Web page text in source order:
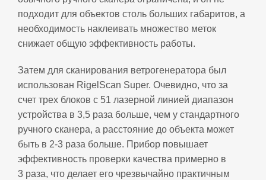
подходит для объектов столь больших габаритов, а
необходимость наклеивать множество меток
снижает общую эффективность работы.
Затем для сканирования ветрогенератора был
использован RigelScan Super. Очевидно, что за
счет трех блоков с 51 лазерной линией диапазон
устройства в 3,5 раза больше, чем у стандартного
ручного сканера, а расстояние до объекта может
быть в 2‑3 раза больше. Прибор повышает
эффективность проверки качества примерно в
3 раза, что делает его чрезвычайно практичным